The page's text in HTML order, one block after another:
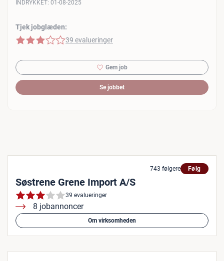
Tjek jobglæden:
3 af 5 stjerner
39 evalueringer
INDRYKKET: 01-08-2025
Gem job
Se jobbet
743 følgere Følg
Søstrene Grene Import A/S
39 evalueringer
8 jobannoncer
Om virksomheden